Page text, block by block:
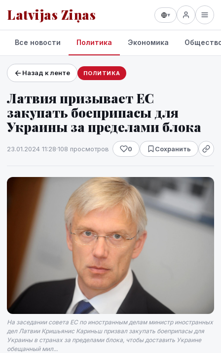
Latvijas Ziņas ▾
Проекты и сервисы
Прогноз погоды
Все новости Политика Экономика
Назад к ленте ПОЛИТИКА
Латвия призывает ЕС
закупать боеприпасы для
Украины за пределами блока
23.01.2024 11:28·108 просмотров 0 Сохранить
На заседании совета ЕС по иностранным делам министр иностранных
дел Латвии Кришьянис Кариньш призвал закупать боеприпасы для
Украины в странах за пределами блока, чтобы доставить Украине
обещанный мил...